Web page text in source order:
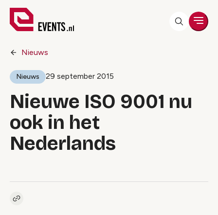
Nieuws
Nieuws 29 september 2015
Nieuwe ISO 9001 nu
ook in het
Nederlands
Kopieer link naar artikel